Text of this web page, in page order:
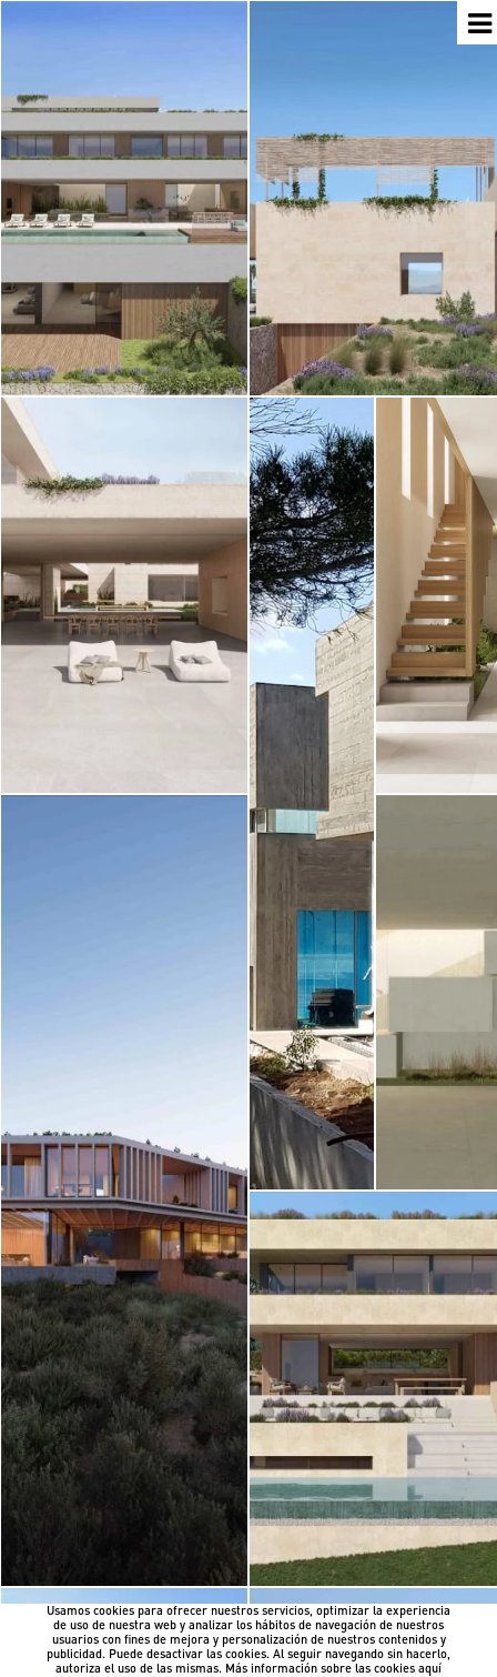
Usamos cookies para ofrecer nuestros servicios, optimizar la experiencia
de uso de nuestra web y analizar los hábitos de navegación de nuestros
usuarios con fines de mejora y personalización de nuestros contenidos y
publicidad. Puede desactivar las cookies. Al seguir navegando sin hacerlo,
autoriza el uso de las mismas. Más información sobre las cookies aquí